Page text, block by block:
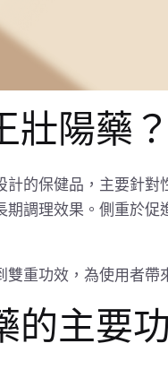
壯陽藥？
計的保健品，主要針
期調理效果。側重於
重功效，為使用者帶
的主要